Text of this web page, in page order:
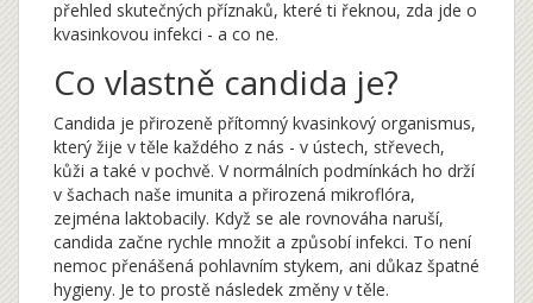
přehled skutečných příznaků, které ti řeknou, zda jde o
kvasinkovou infekci - a co ne.
Co vlastně candida je?
Candida je přirozeně přítomný kvasinkový organismus,
který žije v těle každého z nás - v ústech, střevech,
kůži a také v pochvě. V normálních podmínkách ho drží
v šachach naše imunita a přirozená mikroflóra,
zejména laktobacily. Když se ale rovnováha naruší,
candida začne rychle množit a způsobí infekci. To není
nemoc přenášená pohlavním stykem, ani důkaz špatné
hygieny. Je to prostě následek změny v těle.